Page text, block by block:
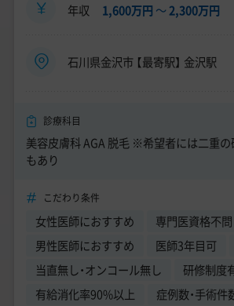
年収 1,600万円 〜2,300万円
石川県金沢市 【最寄駅】 金沢駅
診療科目
美容皮膚科 AGA 脱毛 ※希望者には二重
もあり
こだわり条件
女性医師におすすめ 専門医資格不問
男性医師におすすめ
医師3年目可
当直無し・オンコール無し
研修制度
有給消化率90%以上
症例数・手術件